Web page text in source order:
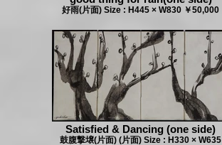
好雨(片面) Size : H445 × W830 ￥50,000
Satisfied & Dancing (one side)
鼓腹撃壌(片面) (片面) Size : H330 × W635